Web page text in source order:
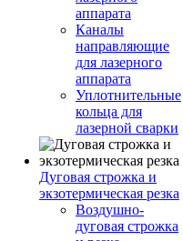
аппарата
Каналы
направляющие
для лазерного
аппарата
Уплотнительные
кольца для
лазерной сварки
Дуговая строжка и
экзотермическая резка
Воздушно-
дуговая строжка